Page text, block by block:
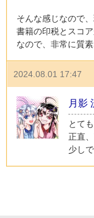
そんな感じなので
書籍の印税とスコ
なので、非常に質
2024.08.01 17:47
月影
とて
正直
少し